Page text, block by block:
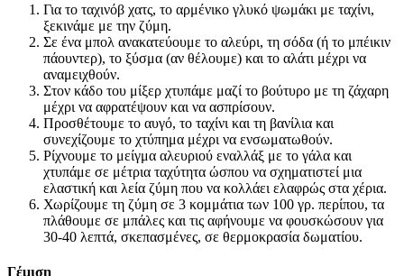
Για το ταχινόβ χατς, το αρμένικο γλυκό ψωμάκι με ταχίνι,
ξεκινάμε με την ζύμη.
Σε ένα μπολ ανακατεύουμε το αλεύρι, τη σόδα (ή το μπέικιν
πάουντερ), το ξύσμα (αν θέλουμε) και το αλάτι μέχρι να
αναμειχθούν.
Στον κάδο του μίξερ χτυπάμε μαζί το βούτυρο με τη ζάχαρη
μέχρι να αφρατέψουν και να ασπρίσουν.
Προσθέτουμε το αυγό, το ταχίνι και τη βανίλια και
συνεχίζουμε το χτύπημα μέχρι να ενσωματωθούν.
Ρίχνουμε το μείγμα αλευριού εναλλάξ με το γάλα και
χτυπάμε σε μέτρια ταχύτητα ώσπου να σχηματιστεί μια
ελαστική και λεία ζύμη που να κολλάει ελαφρώς στα χέρια.
Χωρίζουμε τη ζύμη σε 3 κομμάτια των 100 γρ. περίπου, τα
πλάθουμε σε μπάλες και τις αφήνουμε να φουσκώσουν για
30-40 λεπτά, σκεπασμένες, σε θερμοκρασία δωματίου.
Γέμιση